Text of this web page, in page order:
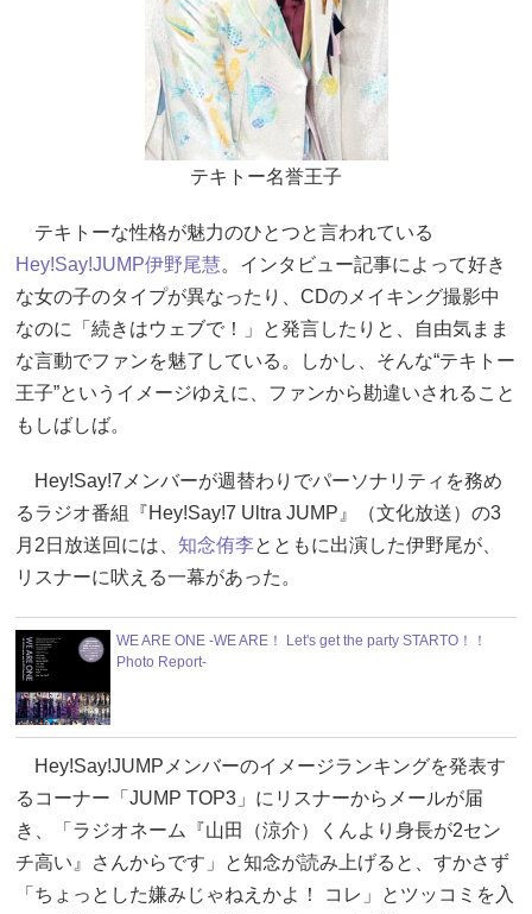
テキトー名誉王子
テキトーな性格が魅力のひとつと言われている
Hey!Say!JUMP伊野尾慧。インタビュー記事によって好き
な女の子のタイプが異なったり、CDのメイキング撮影中
なのに「続きはウェブで！」と発言したりと、自由気まま
な言動でファンを魅了している。しかし、そんな“テキトー
王子”というイメージゆえに、ファンから勘違いされること
もしばしば。
Hey!Say!7メンバーが週替わりでパーソナリティを務め
るラジオ番組『Hey!Say!7 Ultra JUMP』（文化放送）の3
月2日放送回には、 知念侑李とともに出演した伊野尾が、
リスナーに吠える一幕があった。
WE ARE ONE -WE ARE！ Let's get the party STARTO！！
Photo Report-
Hey!Say!JUMPメンバーのイメージランキングを発表す
るコーナー「JUMP TOP3」にリスナーからメールが届
き、「ラジオネーム『山田（涼介）くんより身長が2セン
チ高い』さんからです」と知念が読み上げると、すかさず
「ちょっとした嫌みじゃねえかよ！ コレ」とツッコミを入